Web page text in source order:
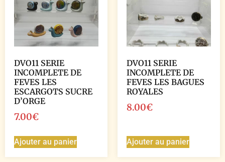
DVO11 SERIE
INCOMPLETE DE
FEVES LES
ESCARGOTS SUCRE
D’ORGE
7.00€
Ajouter au panier
DVO11 SERIE
INCOMPLETE DE
FEVES LES BAGUES
ROYALES
8.00€
Ajouter au panier